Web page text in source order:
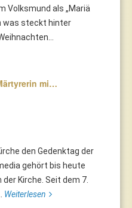
Volksmund als „Mariä
was steckt hinter
mi…
den Gedenktag der
gehört bis heute
Kirche. Seit dem 7.
Weiterlesen